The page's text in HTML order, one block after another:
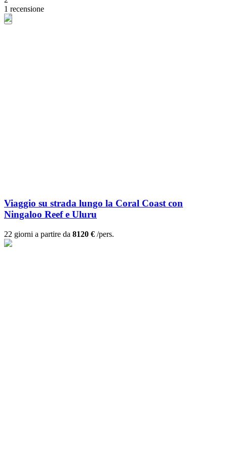
1 recensione
Viaggio su strada lungo la Coral Coast con
Ningaloo Reef e Uluru
22 giorni a partire da 8120 € /pers.